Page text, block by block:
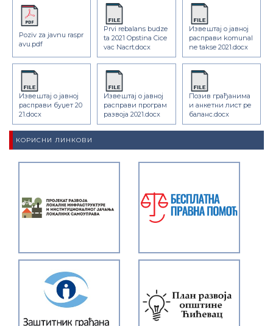
Poziv za javnu raspr
avu.pdf
Prvi rebalans budze
ta 2021 Opstina Cice
vac Nacrt.docx
Извештај о јавној
расправи komunal
ne takse 2021.docx
Извештај о јавној
расправи буџет 20
21.docx
Извештај о јавној
расправи програм
развоја 2021.docx
Позив грађанима
и анкетни лист ре
баланс.docx
КОРИСНИ ЛИНКОВИ